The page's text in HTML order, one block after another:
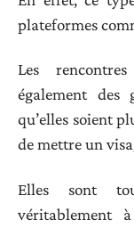
plateformes
Les
également des
qu’elles soient
de mettre un
Elles sont
véritablement